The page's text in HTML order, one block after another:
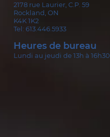
2178 rue Laurier, C.P. 59
Rockland, ON
K4K 1K2
Tel: 613.446.5933
Heures de bureau
Lundi au jeudi de 13h à 16h30